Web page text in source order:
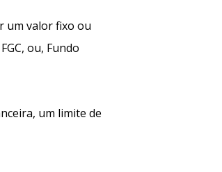
um valor fixo ou
ou, Fundo
um limite de